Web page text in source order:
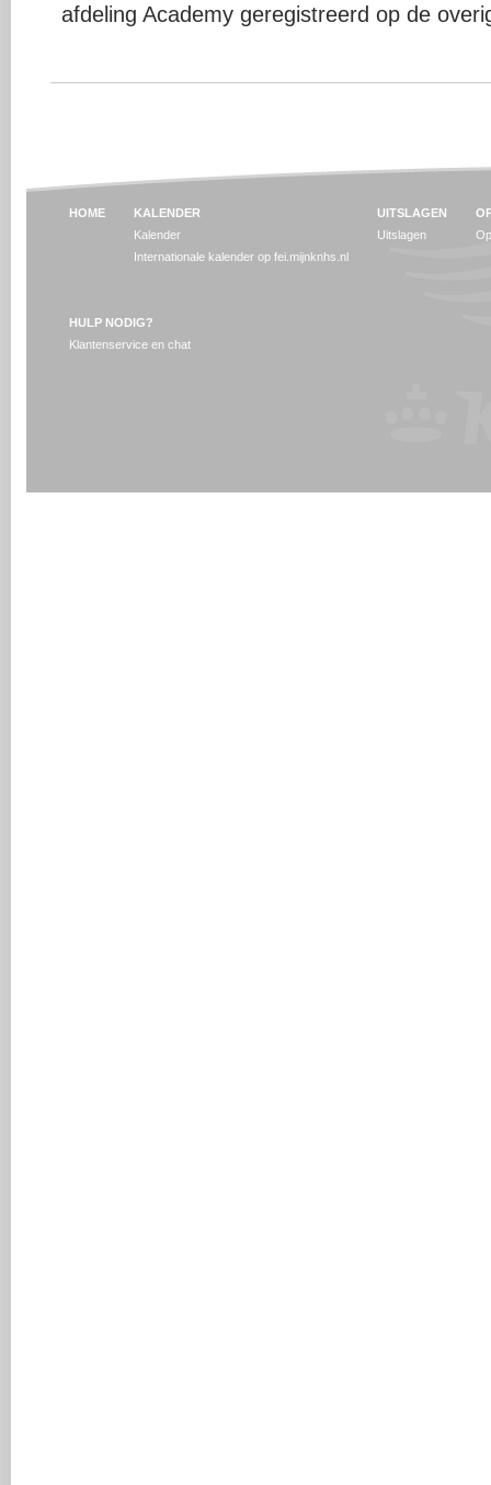
afdeling Academy geregistreerd op de
HOME
KALENDER
Kalender
Internationale kalender op fei.mijnknhs.nl
UITSLAGEN
Uitslagen
HULP NODIG?
Klantenservice en chat